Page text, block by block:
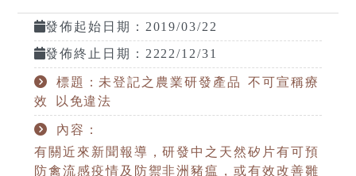
發佈起始日期：2019/03/22
發佈終止日期：2222/12/31
標題：未登記之農業研發產品 不可宣稱療
效 以免違法
內容：
有關近來新聞報導，研發中之天然矽片有可預
防禽流感疫情及防禦非洲豬瘟，或有效改善雛